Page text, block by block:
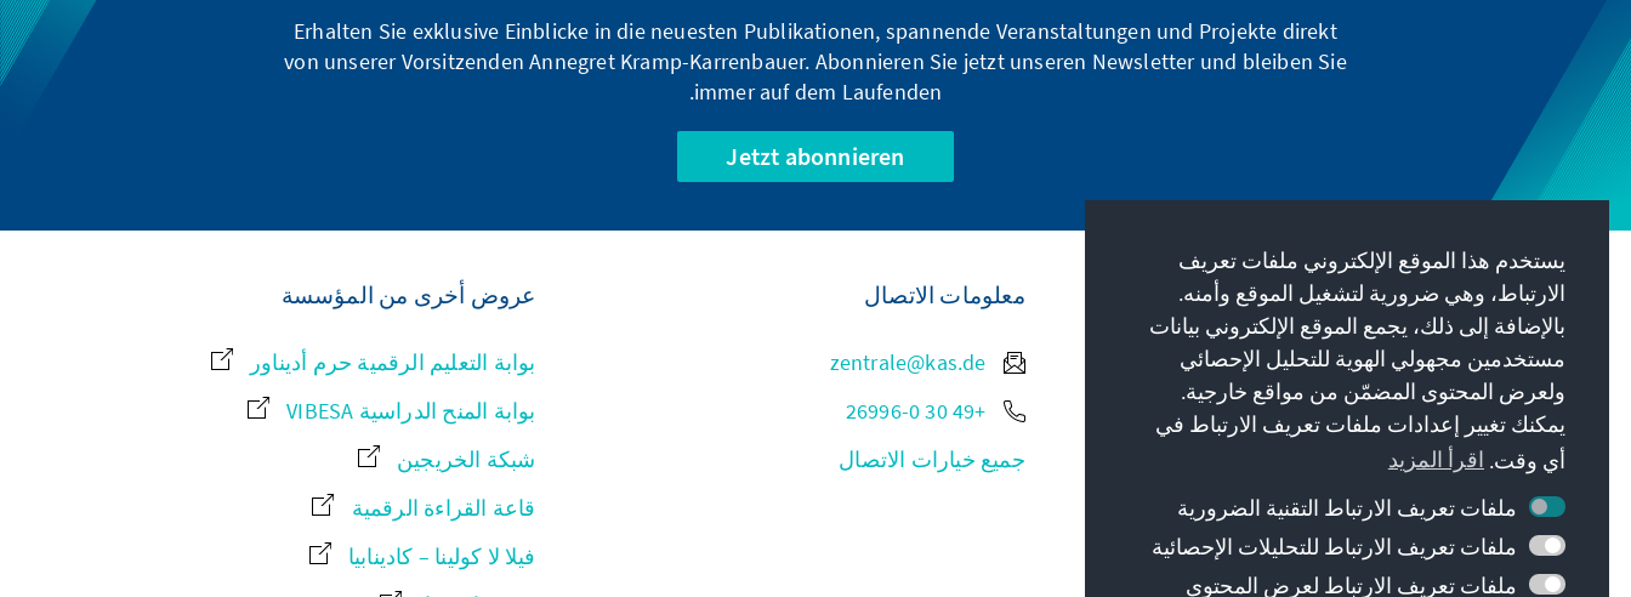
Erhalten Sie exklusive Einblicke in die neuesten Publikationen, spannende Veranstaltungen und Projekte direkt
von unserer Vorsitzenden Annegret Kramp-Karrenbauer. Abonnieren Sie jetzt unseren Newsletter und bleiben Sie
immer auf dem Laufenden.
Jetzt abonnieren
مهمتنا
Die Konrad-Adenauer-Stiftung setzt sich
national und international durch politische
Bildung für Frieden, Freiheit und
Gerechtigkeit ein. Wir fördern und bewahren
Marktwirtschaft und die Entwicklung und
Festigung des Wertekonsenses.
معلومات الاتصال
+49 30 26996-0
جميع خيارات الاتصال
عروض أخرى من المؤسسة
بوابة التعليم الرقمية حرم أديناور
بوابة المنح الدراسية VIBESA
شبكة الخريجين
قاعة القراءة الرقمية
فيلا لا كولينا – كادينابيا
يستخدم هذا الموقع الإلكتروني ملفات تعريف
الارتباط، وهي ضرورية لتشغيل الموقع وأمنه.
بالإضافة إلى ذلك، يجمع الموقع الإلكتروني بيانات
مستخدمين مجهولي الهوية للتحليل الإحصائي
ولعرض المحتوى المضمّن من مواقع خارجية.
يمكنك تغيير إعدادات ملفات تعريف الارتباط في
أي وقت. اقرأ المزيد
ملفات تعريف الارتباط التقنية الضرورية
ملفات تعريف الارتباط للتحليلات الإحصائية
ملفات تعريف الارتباط لعرض المحتوى